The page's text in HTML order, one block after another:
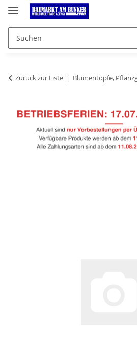
Zurück zur Liste Blumentöpfe,